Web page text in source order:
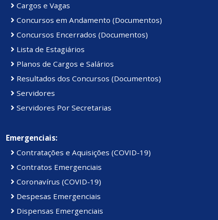
Cargos e Vagas
Concursos em Andamento (Documentos)
Concursos Encerrados (Documentos)
Lista de Estagiários
Planos de Cargos e Salários
Resultados dos Concursos (Documentos)
Servidores
Servidores Por Secretarias
Emergenciais:
Contratações e Aquisições (COVID-19)
Contratos Emergenciais
Coronavírus (COVID-19)
Despesas Emergenciais
Dispensas Emergenciais